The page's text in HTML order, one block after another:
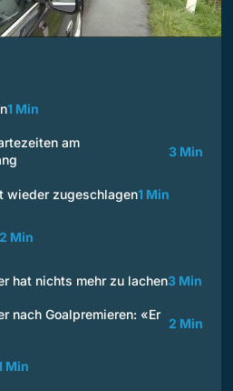
1 Min
am
3 Min
wieder zugeschlagen1 Min
2 Min
hat nichts mehr zu lachen3 Min
nach Goalpremieren: «Er
2 Min
Min